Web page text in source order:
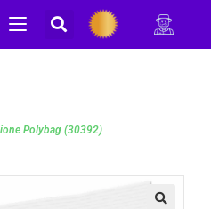
Polybag (30392)